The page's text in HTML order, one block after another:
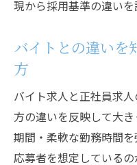
ツ
プロとして働く価
採用担当が考
バイトと正社
プロ意識の高
求人現場で評
現から採用基準の違いを
バイトとの違いを
方
バイト求人と正社員求
方の違いを反映して大
期間・柔軟な勤務時間
応募者を想定している